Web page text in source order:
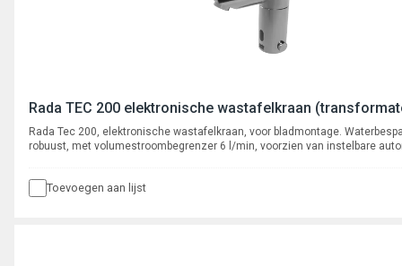
Rada TEC 200 elektronische wastafelkraan
Rada Tec 200, elektronische wastafelkraan, voor bladmontage.
robuust, met volumestroombegrenzer 6 l/min, voorzien van instelbare
Toevoegen aan lijst